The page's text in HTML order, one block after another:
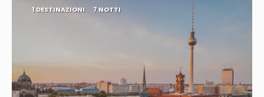
1 DESTINAZIONI 7 NOTTI